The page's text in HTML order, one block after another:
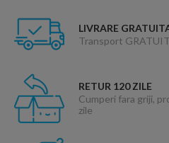
LIVRARE
Transport
RETUR 120 ZILE
Cumperi fara griji,
zile